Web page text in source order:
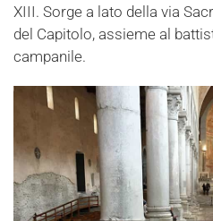
XIII. Sorge a lato della via
del Capitolo, assieme al
campanile.